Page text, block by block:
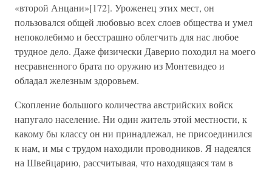
«второй Анцани»[172]. Уроженец этих мест, он
пользовался общей любовью всех слоев общества и умел
непоколебимо и бесстрашно облегчить для нас любое
трудное дело. Даже физически Даверио походил на моего
несравненного брата по оружию из Монтевидео и
обладал железным здоровьем.
Скопление большого количества австрийских войск
напугало население. Ни один житель этой местности, к
какому бы классу он ни принадлежал, не присоединился
к нам, и мы с трудом находили проводников. Я надеялся
на Швейцарию, рассчитывая, что находящаяся там в